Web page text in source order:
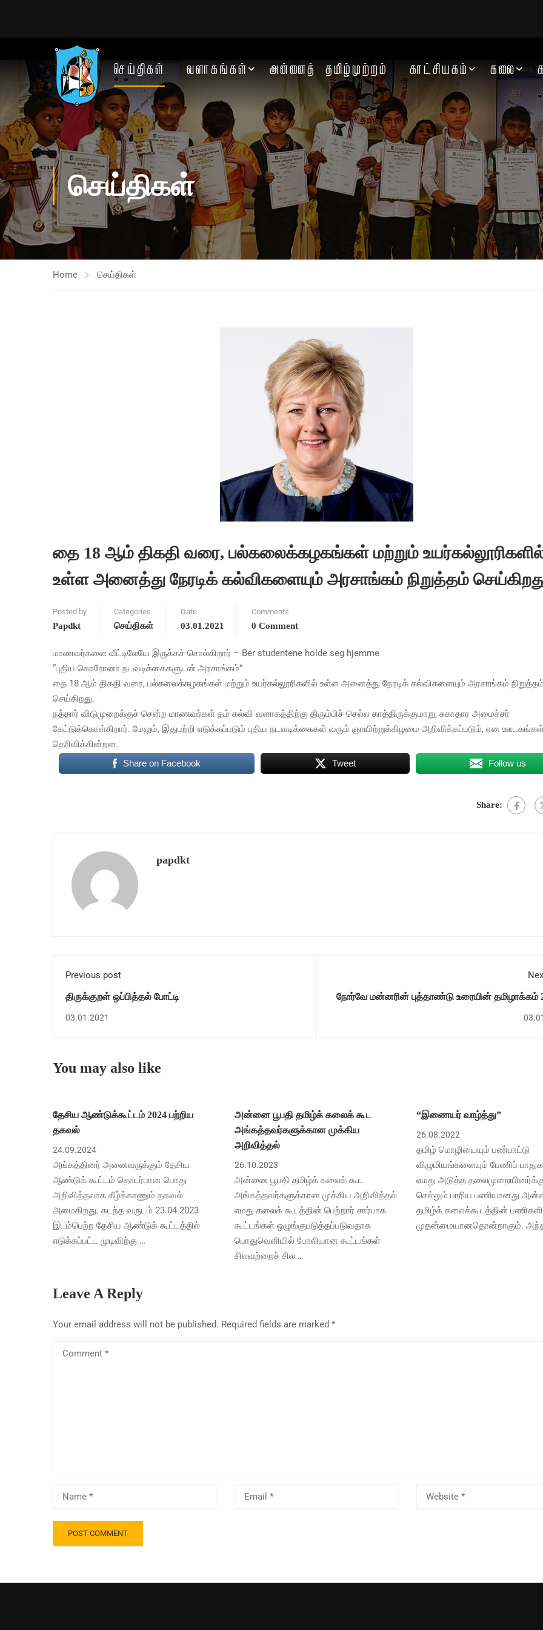
செய்திகள் வளாகங்கள் அன்னைத் தமிழ்முற்றம் காட்சியகம் கலை
செய்திகள்
Home செய்திகள்
தை 18 ஆம் திகதி வரை, பல்கலைக்கழகங்கள் மற்றும்
உள்ள அனைத்து நேரடிக் கல்விகளையும் அரசாங்கம் நிறுத்தம்
Posted by
Papdkt
Categories
செய்திகள்
Date
03.01.2021
Comments
0 Comment
மாணவர்களை வீட்டிலேயே இருக்கச் சொல்கிறார் – Ber studentene holde seg hjemme
“புதிய கொரோனா நடவடிக்கைகளுடன் அரசாங்கம்”
தை 18 ஆம் திகதி வரை, பல்கலைக்கழகங்கள் மற்றும் உயர்கல்லூரிகளில் உள்ள அனைத்து நேரடிக் கல்விகளையும் அரசாங்கம் நிறுத்தம்
செய்கிறது.
நத்தார் விடுமுறைக்குச் சென்ற மாணவர்கள் தம் கல்வி வளாகத்திற்கு திரும்பிச் செல்ல காத்திருக்குமாறு, சுகாதார அமைச்சர்
கேட்டுக்கொள்கிறார். மேலும், இதுபற்றி எடுக்கப்படும் புதிய நடவடிக்கைகள் வரும் ஞாயிற்றுக்கிழமை அறிவிக்கப்படும், என
தெரிவிக்கின்றன.
Share on Facebook Tweet Follow us
Share:
papdkt
Previous post
திருக்குறள் ஒப்பித்தல் போட்டி
03.01.2021
நோர்வே மன்னரின் புத்தாண்டு உரையின் தமிழாக்கம்
You may also like
தேசிய ஆண்டுக்கூட்டம் 2024 பற்றிய
தகவல்
24.09.2024
அங்கத்தினர் அனைவருக்கும் தேசிய
ஆண்டுக் கூட்டம் தொடர்பான பொது
அறிவித்தலாக கீழ்க்காணும் தகவல்
அமைகிறது. கடந்த வருடம் 23.04.2023
இடம்பெற்ற தேசிய ஆண்டுக் கூட்டத்தில்
எடுக்கப்பட்ட முடிவிற்கு …
அன்னை பூபதி தமிழ்க் கலைக் கூட
அங்கத்தவர்களுக்கான முக்கிய
அறிவித்தல்
26.10.2023
அன்னை பூபதி தமிழ்க் கலைக் கூட
அங்கத்தவர்களுக்கான முக்கிய அறிவித்தல்
எமது கலைக் கூடத்தின் பெற்றார் சார்பாக
கூட்டங்கள் ஒழுங்குபடுத்தப்படுவதாக
பொதுவெளியில் போலியான கூட்டங்கள்
சிலவற்றைச் சில …
“இணையர் வாழ்த்து”
26.08.2022
தமிழ் மொழியையும் பண்பாட்டு
விழுமியங்களையும் பேணிப்
எமது அடுத்த
செல்லும் பாரிய பணியானது
தமிழ்க் கலைக்கூடத்தின்
முதன்மையானதொன்றாகும்.
Leave A Reply
Your email address will not be published. Required fields are marked *